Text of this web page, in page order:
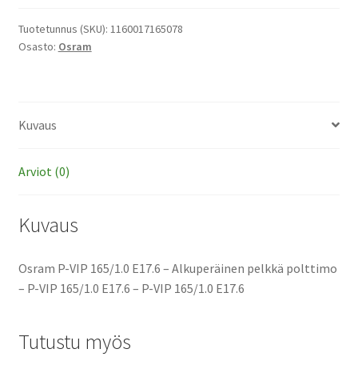
E17.6
-
määrä
Tuotetunnus (SKU): 1160017165078
Osasto: Osram
Kuvaus
Arviot (0)
Kuvaus
Osram P-VIP 165/1.0 E17.6 – Alkuperäinen pelkkä polttimo
– P-VIP 165/1.0 E17.6 – P-VIP 165/1.0 E17.6
Tutustu myös